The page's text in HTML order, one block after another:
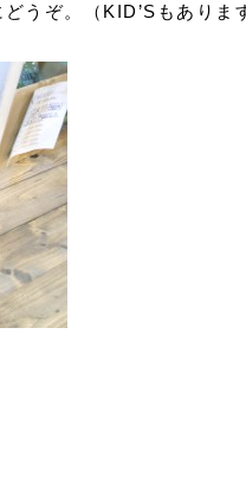
うぞ。（KID’Sもありま